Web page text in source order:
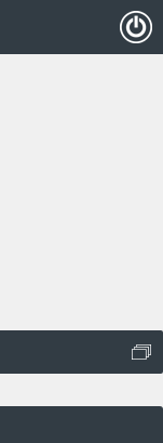
оват